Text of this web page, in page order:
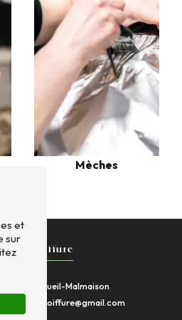
Mèches
B.Coiffure
92500 Rueil-Malmaison
nathaliebcoiffure@gmail.com
et
sur